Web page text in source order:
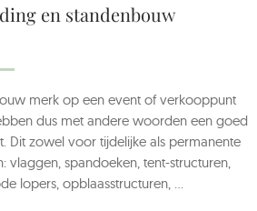
en standenbouw
merk op een event of verkooppunt
dus met andere woorden een goed
Dit zowel voor tijdelijke als permanente
vlaggen, spandoeken, tent-structuren,
lopers, opblaasstructuren, …